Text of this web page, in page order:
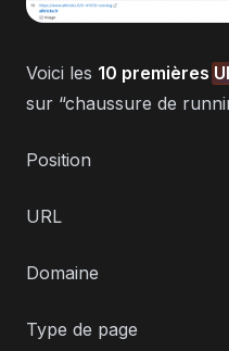
Voici les 10 premières
sur “chaussure de
Position
URL
Domaine
Type de page